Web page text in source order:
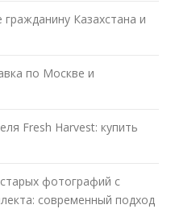
Казахстана и
по Москве и
Fresh Harvest: купить
фотографий с
современный подход